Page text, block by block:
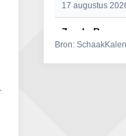
17 augustus
Zesde
17 augustus
Bron: